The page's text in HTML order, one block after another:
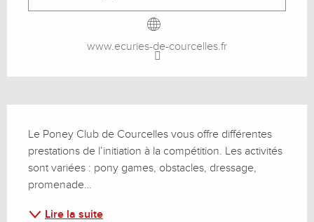
www.ecuries-de-courcelles.fr
Le Poney Club de Courcelles vous offre différentes
prestations de l’initiation à la compétition. Les activités
sont variées : pony games, obstacles, dressage,
promenade…
Lire la suite